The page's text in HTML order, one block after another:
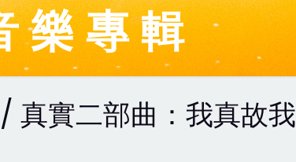
樂專輯
真實二部曲：我真故我